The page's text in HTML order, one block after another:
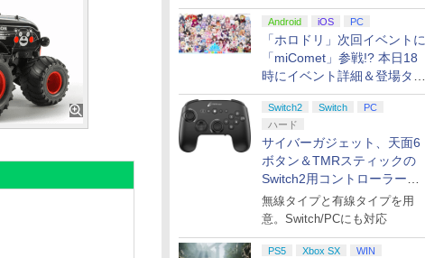
Android iOS PC
「ホロドリ」次回イベントに
「miComet」参戦!? 本日18
時にイベント詳細＆登場タレ
ント公開
Switch2 Switch
PC
ハード
サイバーガジェット、天面6
ボタン＆TMRスティックの
Switch2用コントローラーを9
月下旬発売！
無線タイプと有線タイプを用
意。Switch/PCにも対応
PS5 Xbox SX WIN